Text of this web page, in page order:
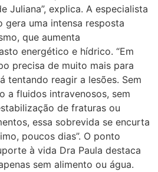
Juliana”, explica. A especialista
uma intensa resposta
que aumenta
energético e hídrico. “Em
precisa de muito mais para
tentando reagir a lesões. Sem
a fluidos intravenosos, sem
de fraturas ou
essa sobrevida se encurta
poucos dias”. O ponto
à vida Dra Paula destaca
sem alimento ou água.